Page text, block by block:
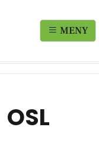
MENY
OSL